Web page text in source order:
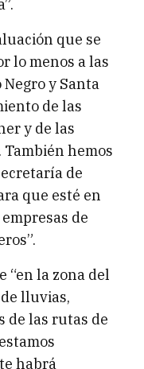
que se
lo menos a las
y Santa
de las
y de las
También hemos
de
que esté en
de
“en la zona del
lluvias,
de las rutas de
habrá